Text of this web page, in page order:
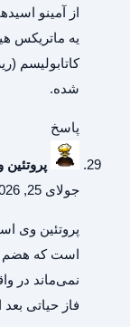
از آمینو
یه ماتریکس
کاتابولیسم
شده.
پاسخ
جولای 25, 2026 در 8:05 ب.ظ
پروتئین وی
است که هضم
نمی‌ماند در
فاز حیاتی